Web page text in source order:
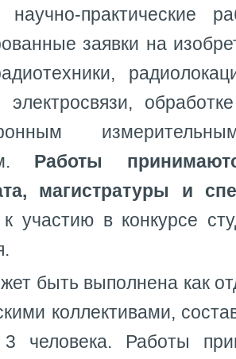
практические
заявки на
электросвязи,
Работы
магистратуры и
к участию в конкурсе
быть выполнена как
коллективами,
человека. Работы